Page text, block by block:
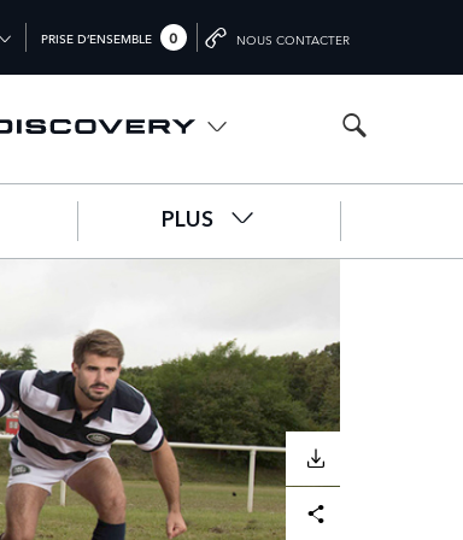
PRISE D’ENSEMBLE 0 NOUS CONTACTER
PLUS
TÉLÉCHARGER
Facebook LinkedInShare